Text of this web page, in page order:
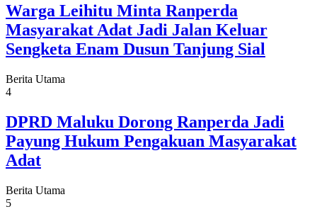
Warga Leihitu Minta Ranperda
Masyarakat Adat Jadi Jalan Keluar
Sengketa Enam Dusun Tanjung Sial
Berita Utama
4
DPRD Maluku Dorong Ranperda Jadi
Payung Hukum Pengakuan Masyarakat
Adat
Berita Utama
5